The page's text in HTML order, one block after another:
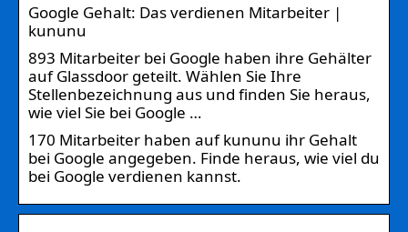
Google Gehalt: Das verdienen Mitarbeiter |
kununu
893 Mitarbeiter bei Google haben ihre Gehälter
auf Glassdoor geteilt. Wählen Sie Ihre
Stellenbezeichnung aus und finden Sie heraus,
wie viel Sie bei Google …
170 Mitarbeiter haben auf kununu ihr Gehalt
bei Google angegeben. Finde heraus, wie viel du
bei Google verdienen kannst.